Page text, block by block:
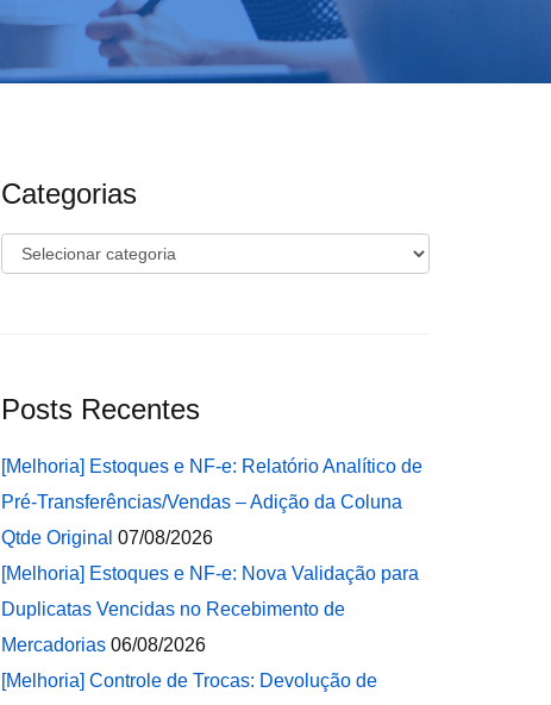
Categorias
Categorias
Posts Recentes
[Melhoria] Estoques e NF-e: Relatório Analítico de
Pré-Transferências/Vendas – Adição da Coluna
Qtde Original 07/08/2026
[Melhoria] Estoques e NF-e: Nova Validação para
Duplicatas Vencidas no Recebimento de
Mercadorias 06/08/2026
[Melhoria] Controle de Trocas: Devolução de